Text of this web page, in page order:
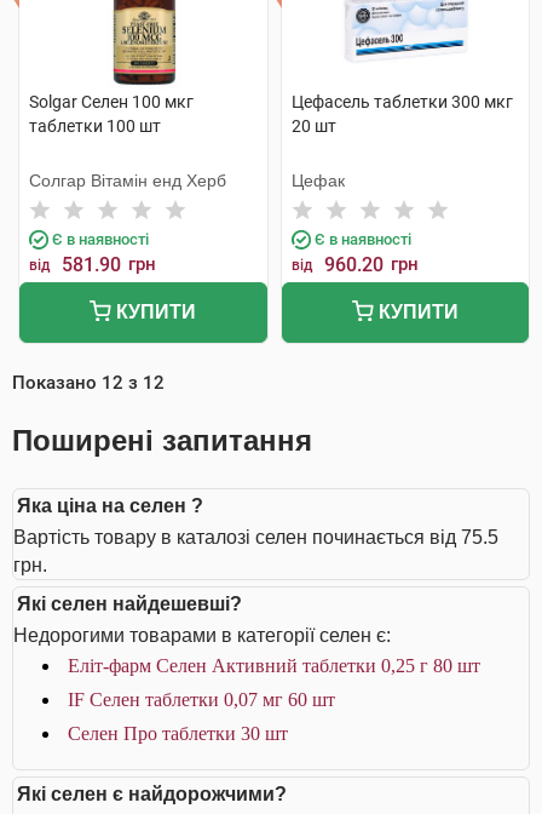
Solgar Селен 100 мкг
таблетки 100 шт
Солгар Вітамін енд Херб
Є в наявності
від 581.90 грн
КУПИТИ
Цефасель таблетки 300 мкг
20 шт
Цефак
Є в наявності
від 960.20 грн
КУПИТИ
Показано 12 з 12
Поширені запитання
Яка ціна на селен ?
Вартість товару в каталозі селен починається від 75.5
грн.
Які селен найдешевші?
Недорогими товарами в категорії селен є:
Еліт-фарм Селен Активний таблетки 0,25 г 80 шт
IF Селен таблетки 0,07 мг 60 шт
Селен Про таблетки 30 шт
Які селен є найдорожчими?